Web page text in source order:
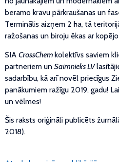
beramo kravu pārkraušanas un
Terminālis aizņem 2 ha, tā
ražošanas un biroju ēkas ar
SIA CrossChem kolektīvs saviem
partneriem un Saimnieks LV
sadarbību, kā arī novēl priecīgus
panākumiem ražīgu 2019. gadu!
un vēlmes!
Šis raksts oriģināli publicēts
2018).